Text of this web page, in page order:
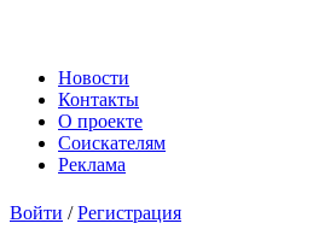
Новости
Контакты
О проекте
Соискателям
Реклама
Войти /Регистрация